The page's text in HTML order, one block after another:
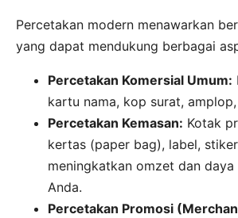
Percetakan modern menawarkan
yang dapat mendukung berbagai
Percetakan Komersial Umum:
kartu nama, kop surat,
Percetakan Kemasan: Kotak
kertas (paper bag), label,
meningkatkan omzet dan
Anda.
Percetakan Promosi